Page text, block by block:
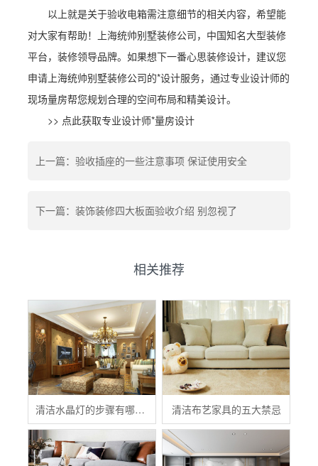
以上就是关于验收电箱需注意细节的相关内容，希望能
对大家有帮助！上海统帅别墅装修公司，中国知名大型装修
平台，装修领导品牌。如果想下一番心思装修设计，建议您
申请上海统帅别墅装修公司的*设计服务，通过专业设计师的
现场量房帮您规划合理的空间布局和精美设计。
>> 点此获取专业设计师*量房设计
上一篇：验收插座的一些注意事项 保证使用安全
下一篇：装饰装修四大板面验收介绍 别忽视了
相关推荐
清洁水晶灯的步骤有哪些？ 清洁布艺家具的五大禁忌